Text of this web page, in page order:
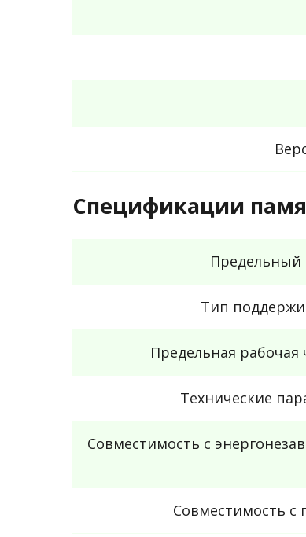
Спецификации
Тип
Предельная
Технические
Совместимость с
Совместимость